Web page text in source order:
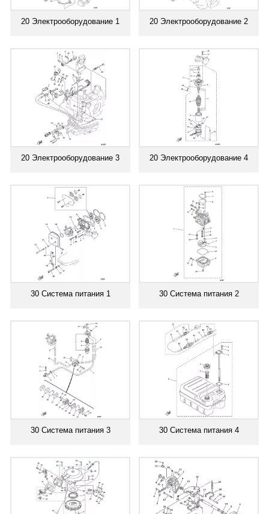
20 Электрооборудование 1 20 Электрооборудование 2
20 Электрооборудование 3 20 Электрооборудование 4
30 Система питания 1 30 Система питания 2
30 Система питания 3 30 Система питания 4